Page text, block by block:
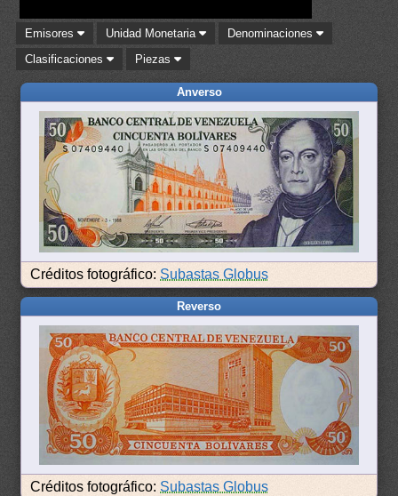
Emisores Unidad Monetaria
Denominaciones
Clasificaciones
Piezas
Anverso
Créditos fotográfico: Subastas Globus
Reverso
Créditos fotográfico: Subastas Globus